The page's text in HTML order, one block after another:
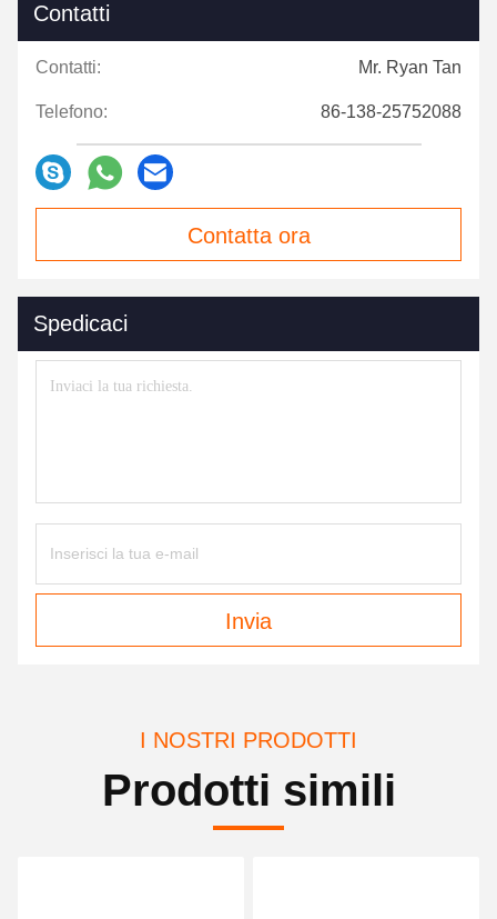
Contatti
Contatti: Mr. Ryan Tan
Telefono: 86-138-25752088
Contatta ora
Spedicaci
Invia
I NOSTRI PRODOTTI
Prodotti simili